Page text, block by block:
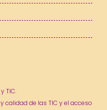
TIC.
calidad de las TIC y el acceso